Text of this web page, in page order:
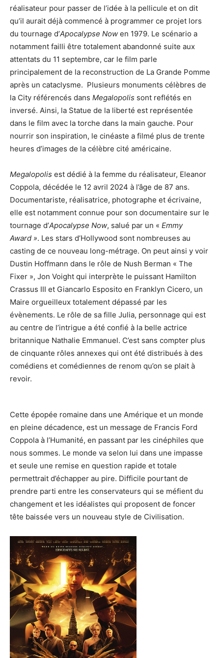
réalisateur pour passer de l’idée à la pellicule et on dit
qu’il aurait déjà commencé à programmer ce projet lors
du tournage d’Apocalypse Now en 1979. Le scénario a
notamment failli être totalement abandonné suite aux
attentats du 11 septembre, car le film parle
principalement de la reconstruction de La Grande Pomme
après un cataclysme. Plusieurs monuments célèbres de
la City référencés dans Megalopolis sont reflétés en
inversé. Ainsi, la Statue de la liberté est représentée
dans le film avec la torche dans la main gauche. Pour
nourrir son inspiration, le cinéaste a filmé plus de trente
heures d’images de la célèbre cité américaine.
Megalopolis est dédié à la femme du réalisateur, Eleanor
Coppola, décédée le 12 avril 2024 à l’âge de 87 ans.
Documentariste, réalisatrice, photographe et écrivaine,
elle est notamment connue pour son documentaire sur le
tournage d’Apocalypse Now, salué par un « Emmy
Award ». Les stars d’Hollywood sont nombreuses au
casting de ce nouveau long-métrage. On peut ainsi y voir
Dustin Hoffmann dans le rôle de Nush Berman « The
Fixer », Jon Voight qui interprète le puissant Hamilton
Crassus III et Giancarlo Esposito en Franklyn Cicero, un
Maire orgueilleux totalement dépassé par les
évènements. Le rôle de sa fille Julia, personnage qui est
au centre de l’intrigue a été confié à la belle actrice
britannique Nathalie Emmanuel. C’est sans compter plus
de cinquante rôles annexes qui ont été distribués à des
comédiens et comédiennes de renom qu’on se plait à
revoir.
Cette épopée romaine dans une Amérique et un monde
en pleine décadence, est un message de Francis Ford
Coppola à l’Humanité, en passant par les cinéphiles que
nous sommes. Le monde va selon lui dans une impasse
et seule une remise en question rapide et totale
permettrait d’échapper au pire. Difficile pourtant de
prendre parti entre les conservateurs qui se méfient du
changement et les idéalistes qui proposent de foncer
tête baissée vers un nouveau style de Civilisation.